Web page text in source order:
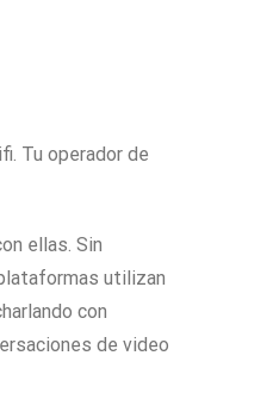
Tu operador de
ellas. Sin
utilizan
con
de video